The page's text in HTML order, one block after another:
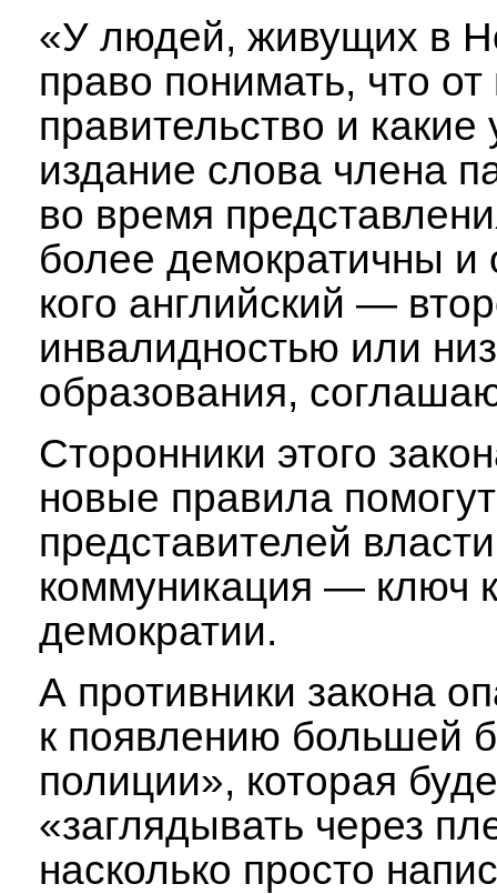
«У людей, живущих в
право понимать, что от
правительство и
издание слова члена
во время
более демократичны и
кого английский —
инвалидностью или
образования,
Сторонники этого
новые правила
представителей
коммуникация — ключ
демократии.
А противники закона
к появлению большей
полиции», которая
«заглядывать через
насколько просто